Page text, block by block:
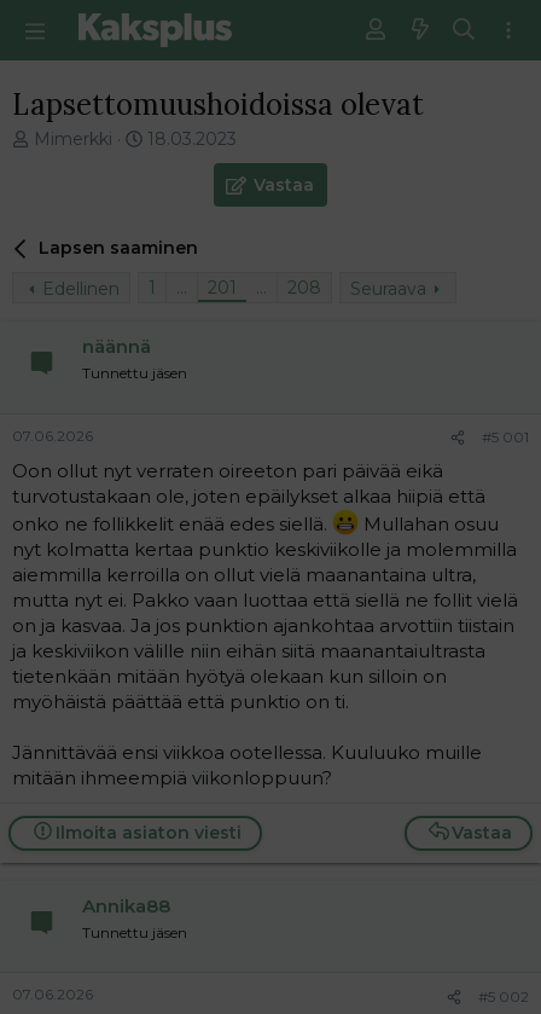
Lapsettomuushoidoissa olevat
V
e
u
l
i
t
t
a
j
a
Mimerkki
E
m
ä
e
n
t
i
18.03.2023
Vastaa
Lapsen saaminen
Edellinen
1 … 201 … 208 Seuraava
näännä
Tunnettu jäsen
07.06.2026 #5 001
Oon ollut nyt verraten oireeton pari päivää eikä
turvotustakaan ole, joten epäilykset alkaa hiipiä että
onko ne follikkelit enää edes siellä.
Mullahan osuu
nyt kolmatta kertaa punktio keskiviikolle ja molemmilla
aiemmilla kerroilla on ollut vielä maanantaina ultra,
mutta nyt ei. Pakko vaan luottaa että siellä ne follit vielä
on ja kasvaa. Ja jos punktion ajankohtaa arvottiin tiistain
ja keskiviikon välille niin eihän siitä maanantaiultrasta
tietenkään mitään hyötyä olekaan kun silloin on
myöhäistä päättää että punktio on ti.
Jännittävää ensi viikkoa ootellessa. Kuuluuko muille
mitään ihmeempiä viikonloppuun?
Vastaa
Ilmoita asiaton viesti
Annika88
Tunnettu jäsen
07.06.2026 #5 002